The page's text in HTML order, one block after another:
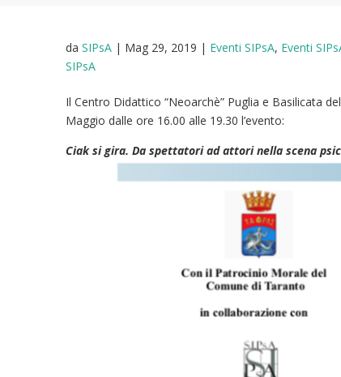
da SIPsA| Mag 29, 2019 | Eventi SIPsA, Eventi
SIPsA
Il Centro Didattico “Neoarchè” Puglia e Basilicata
Maggio dalle ore 16.00 alle 19.30 l’evento:
Ciak si gira. Da spettatori ad attori nella scena